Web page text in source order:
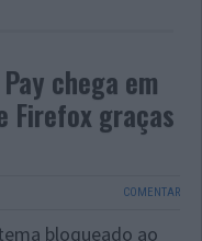
chega em
Firefox graças
COMENTAR
bloqueado ao